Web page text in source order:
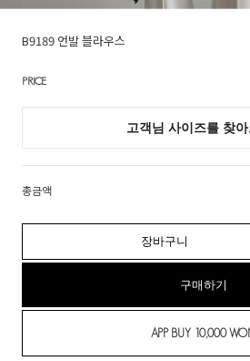
B9189 언발 블라우스
PRICE
총금액
장바구니
구매하기